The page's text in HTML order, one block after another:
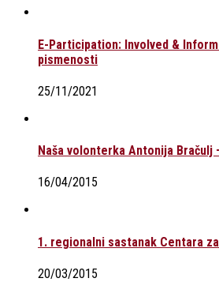
E-Participation: Involved &
pismenosti
25/11/2021
Naša volonterka Antonija Bračulj
16/04/2015
1. regionalni sastanak Centara
20/03/2015